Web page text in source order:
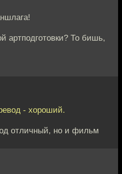
артподготовки? То бишь,
- хороший.
отличный, но и фильм